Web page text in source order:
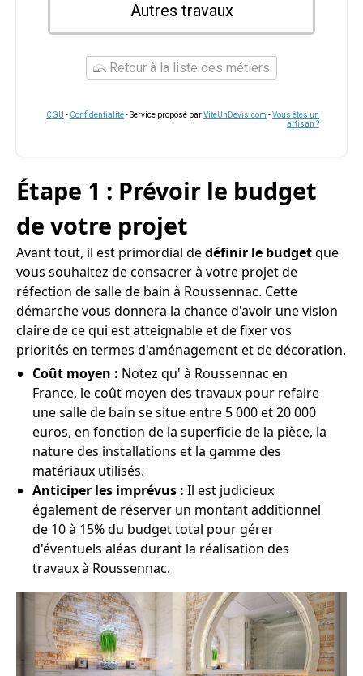
Autres travaux
Retour à la liste des métiers
CGU - Confidentialité- Service proposé parViteUnDevis.com -Vous êtes un
artisan ?
Étape 1 : Prévoir le budget
de votre projet
Avant tout, il est primordial dedéfinir le budgetque
vous souhaitez de consacrer à votre projet de
réfection de salle de bain à Roussennac. Cette
démarche vous donnera la chance d'avoir une vision
claire de ce qui est atteignable et de fixer vos
priorités en termes d'aménagement et de décoration.
Coût moyen : Notez qu' à Roussennac en
France, le coût moyen des travaux pour refaire
une salle de bain se situe entre 5 000 et 20 000
euros, en fonction de la superficie de la pièce, la
nature des installations et la gamme des
matériaux utilisés.
Anticiper les imprévus : Il est judicieux
également de réserver un montant additionnel
de 10 à 15% du budget total pour gérer
d'éventuels aléas durant la réalisation des
travaux à Roussennac.